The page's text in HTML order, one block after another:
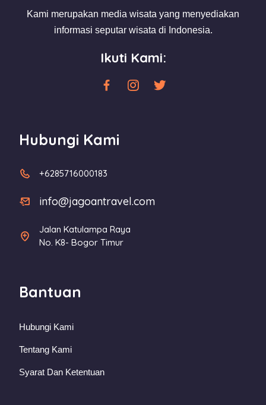
Kami merupakan media wisata yang menyediakan
informasi seputar wisata di Indonesia.
Ikuti Kami:
Hubungi Kami
+6285716000183
info@jagoantravel.com
Jalan Katulampa Raya
No. K8- Bogor Timur
Bantuan
Hubungi Kami
Tentang Kami
Syarat Dan Ketentuan